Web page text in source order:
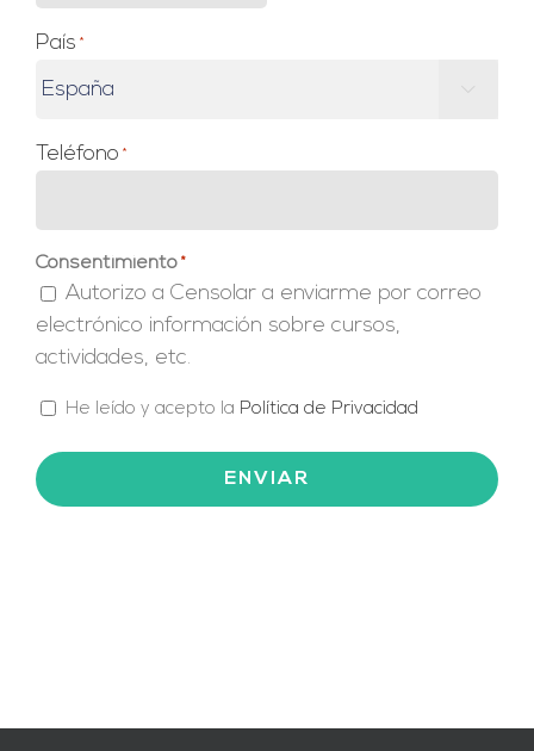
País *
Teléfono *
Consentimiento *
Autorizo a Censolar a enviarme por correo
electrónico información sobre cursos,
actividades, etc.
* He leído y acepto la Política de Privacidad